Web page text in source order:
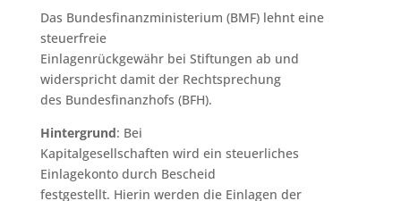
Das Bundesfinanzministerium (BMF) lehnt eine
steuerfreie
Einlagenrückgewähr bei Stiftungen ab und
widerspricht damit der Rechtsprechung
des Bundesfinanzhofs (BFH).
Hintergrund: Bei
Kapitalgesellschaften wird ein steuerliches
Einlagekonto durch Bescheid
festgestellt. Hierin werden die Einlagen der